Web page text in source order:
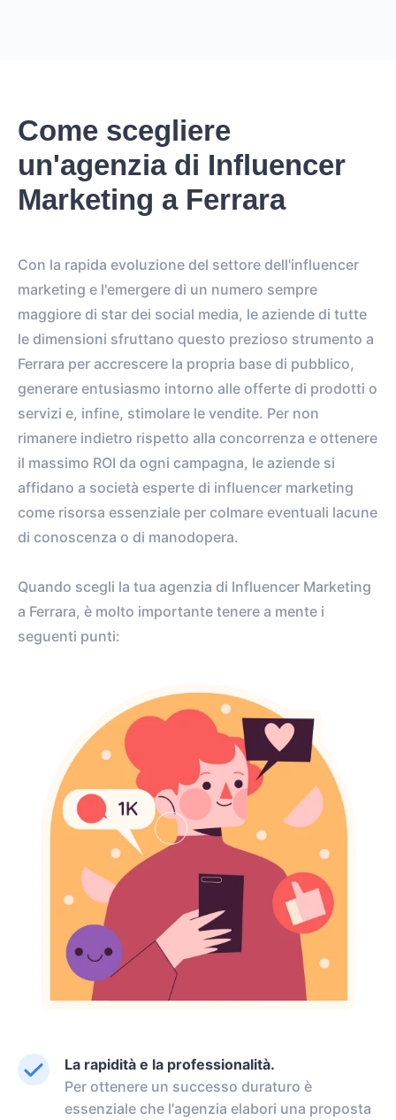
Come scegliere
un'agenzia di Influencer
Marketing a Ferrara
Con la rapida evoluzione del settore dell'influencer
marketing e l'emergere di un numero sempre
maggiore di star dei social media, le aziende di tutte
le dimensioni sfruttano questo prezioso strumento a
Ferrara per accrescere la propria base di pubblico,
generare entusiasmo intorno alle offerte di prodotti o
servizi e, infine, stimolare le vendite. Per non
rimanere indietro rispetto alla concorrenza e ottenere
il massimo ROI da ogni campagna, le aziende si
affidano a società esperte di influencer marketing
come risorsa essenziale per colmare eventuali lacune
di conoscenza o di manodopera.
Quando scegli la tua agenzia di Influencer Marketing
a Ferrara, è molto importante tenere a mente i
seguenti punti:
La rapidità e la professionalità.
Per ottenere un successo duraturo è
essenziale che l'agenzia elabori una proposta